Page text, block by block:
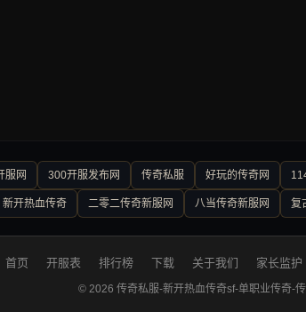
服网 300开服发布网 传奇私服 好玩的传奇网
新开热血传奇 二零二传奇新服网 八当传奇新服网 复
首页 开服表 排行榜 下载 关于我们 家长监护
© 2026 传奇私服-新开热血传奇sf-单职业传奇-